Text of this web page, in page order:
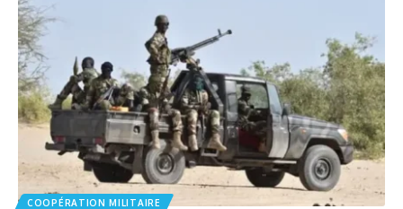
COOPÉRATION MILITAIRE